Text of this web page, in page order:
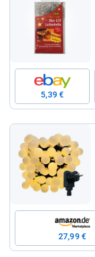
5,39 €
27,99 €